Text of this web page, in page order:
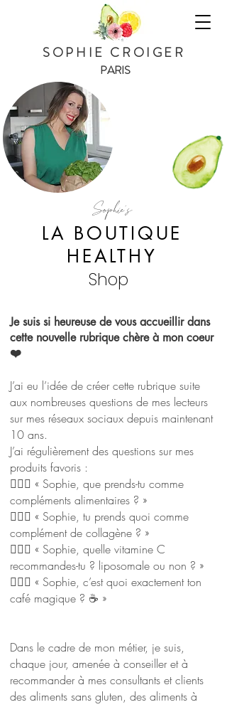
SOPHIE CROIGER
PARIS
Sophie's
LA BOUTIQUE
HEALTHY
Shop
Je suis si heureuse de vous accueillir dans
cette nouvelle rubrique chère à mon coeur
❤️
J’ai eu l’idée de créer cette rubrique suite
aux nombreuses questions de mes lecteurs
sur mes réseaux sociaux depuis maintenant
10 ans.
J’ai régulièrement des questions sur mes
produits favoris :
🙋🏼‍♀️ « Sophie, que prends-tu comme
compléments alimentaires ? »
🙋🏼‍♀️ « Sophie, tu prends quoi comme
complément de collagène ? »
🙋🏼‍♀️ « Sophie, quelle vitamine C
recommandes-tu ? liposomale ou non ? »
🙋🏼‍♀️ « Sophie, c’est quoi exactement ton
café magique ? ☕️ »
Dans le cadre de mon métier, je suis,
chaque jour, amenée à conseiller et à
recommander à mes consultants et clients
des aliments sans gluten, des aliments à